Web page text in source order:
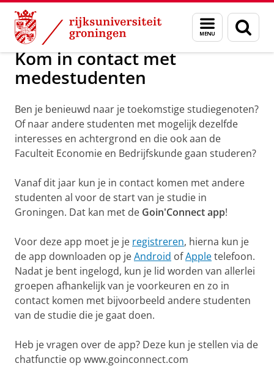
Skip
Content
Skip
Navigation
Menu
en
zoeken
Over ons To do list
Kom in contact met
medestudenten
Ben je benieuwd naar je toekomstige studiegenoten?
Of naar andere studenten met mogelijk dezelfde
interesses en achtergrond en die ook aan de
Faculteit Economie en Bedrijfskunde gaan studeren?
Vanaf dit jaar kun je in contact komen met andere
studenten al voor de start van je studie in
Groningen. Dat kan met de Goin'Connect app!
Voor deze app moet je je registreren, hierna kun je
de app downloaden op jeAndroid ofAppletelefoon.
Nadat je bent ingelogd, kun je lid worden van allerlei
groepen afhankelijk van je voorkeuren en zo in
contact komen met bijvoorbeeld andere studenten
van de studie die je gaat doen.
Heb je vragen over de app? Deze kun je stellen via de
chatfunctie op www.goinconnect.com
Kom in contact met je medestudenten via de Goin'